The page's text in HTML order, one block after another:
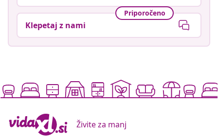
Priporočeno
Klepetaj z nami
Živite za manj